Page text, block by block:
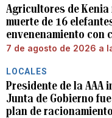
Agricultores de Kenia
muerte de 16
envenenamiento con
7 de agosto de 2026 a
LOCALES
Presidente de la AAA
Junta de Gobierno
plan de